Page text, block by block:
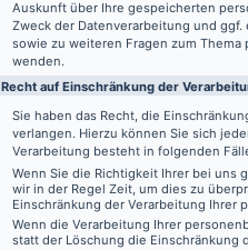
Auskunft über Ihre gespeicherten
Zweck der Datenverarbeitung und
sowie zu weiteren Fragen zum
wenden.
Recht auf Einschränkung der
Sie haben das Recht, die
verlangen. Hierzu können Sie sich
Verarbeitung besteht in folgenden
Wenn Sie die Richtigkeit Ihrer bei
wir in der Regel Zeit, um dies zu
Einschränkung der Verarbeitung Ihrer
Wenn die Verarbeitung Ihrer
statt der Löschung die Einschränkung